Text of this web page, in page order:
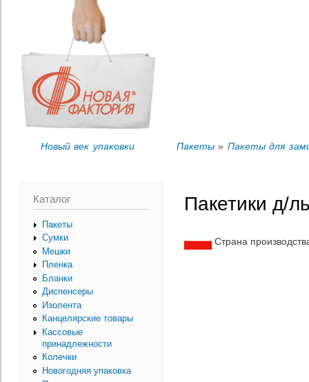
Новый век упаковки Пакеты » Пакеты для
Каталог
Пакеты
Сумки
Мешки
Пленка
Бланки
Диспенсеры
Изолента
Канцелярские товары
Кассовые
принадлежности
Колечки
Новогодняя упаковка
Пакетики д/
Страна